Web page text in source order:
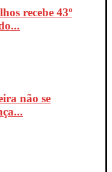
recebe 43º
não se